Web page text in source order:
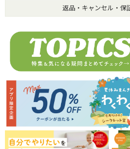
返品・キャンセル・保